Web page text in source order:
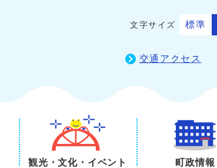
文字サイズ 標準
交通アクセス
観光・文化・イベント 町政情報